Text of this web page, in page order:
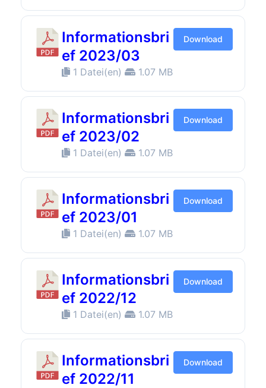
Informationsbri
ef 2023/03
1 Datei(en) 1.07 MB
Download
Informationsbri
ef 2023/02
1 Datei(en) 1.07 MB
Download
Informationsbri
ef 2023/01
1 Datei(en) 1.07 MB
Download
Informationsbri
ef 2022/12
1 Datei(en) 1.07 MB
Download
Informationsbri
ef 2022/11
Download